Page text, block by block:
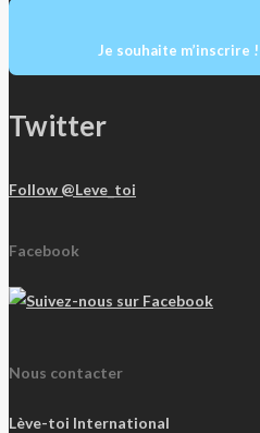
Je souhaite m’inscrire !
Twitter
Follow @Leve_toi
Facebook
Nous contacter
Lève-toi International